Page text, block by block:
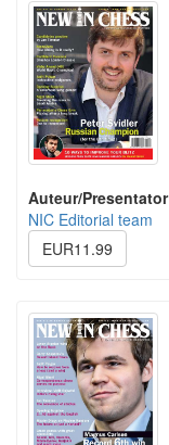
Auteur/Presentator
NIC Editorial team
EUR11.99